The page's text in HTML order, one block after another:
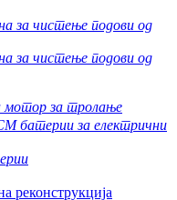
за чистење подови од
за чистење подови од
мотор за тролање
батерии за електрични